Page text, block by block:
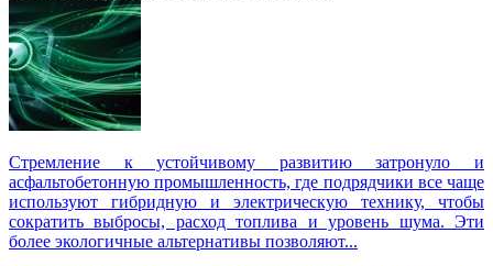
Стремление к устойчивому развитию затронуло и
асфальтобетонную промышленность, где подрядчики все чаще
используют гибридную и электрическую технику, чтобы
сократить выбросы, расход топлива и уровень шума. Эти
более экологичные альтернативы позволяют...